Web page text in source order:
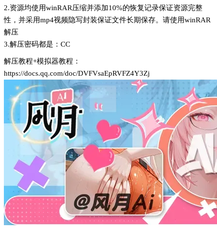
2.资源均使用winRAR压缩并添加10%的恢复记录保证资源完整
性，并采用mp4视频隐写封装保证文件长期保存。请使用winRAR
解压
3.解压密码都是：CC
解压教程+模拟器教程：
https://docs.qq.com/doc/DVFVsaEpRVFZ4Y3Zj